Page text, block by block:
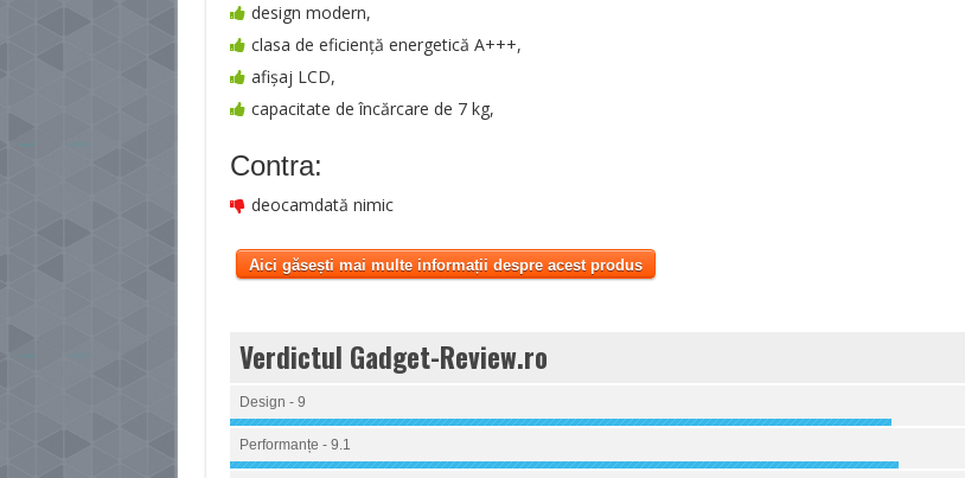
design modern,
clasa de eficiență energetică A+++,
afișaj LCD,
capacitate de încărcare de 7 kg,
Contra:
deocamdată nimic
Aici găsești mai multe informații despre acest produs
Verdictul Gadget-Review.ro
Design - 9
Performanțe - 9.1